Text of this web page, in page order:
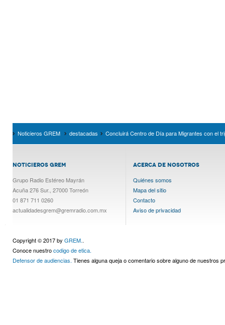
Noticieros GREM destacadas Concluirá Centro de Día para Migrantes con el
NOTICIEROS GREM
Grupo Radio Estéreo Mayrán
Acuña 276 Sur., 27000 Torreón
01 871 711 0260
actualidadesgrem@gremradio.com.mx
ACERCA DE NOSOTROS
Quiénes somos
Mapa del sitio
Contacto
Aviso de privacidad
Copyright © 2017 by GREM..
Conoce nuestrocodigo de etica.
Defensor de audiencias. Tienes alguna queja o comentario sobre alguno de nuestros